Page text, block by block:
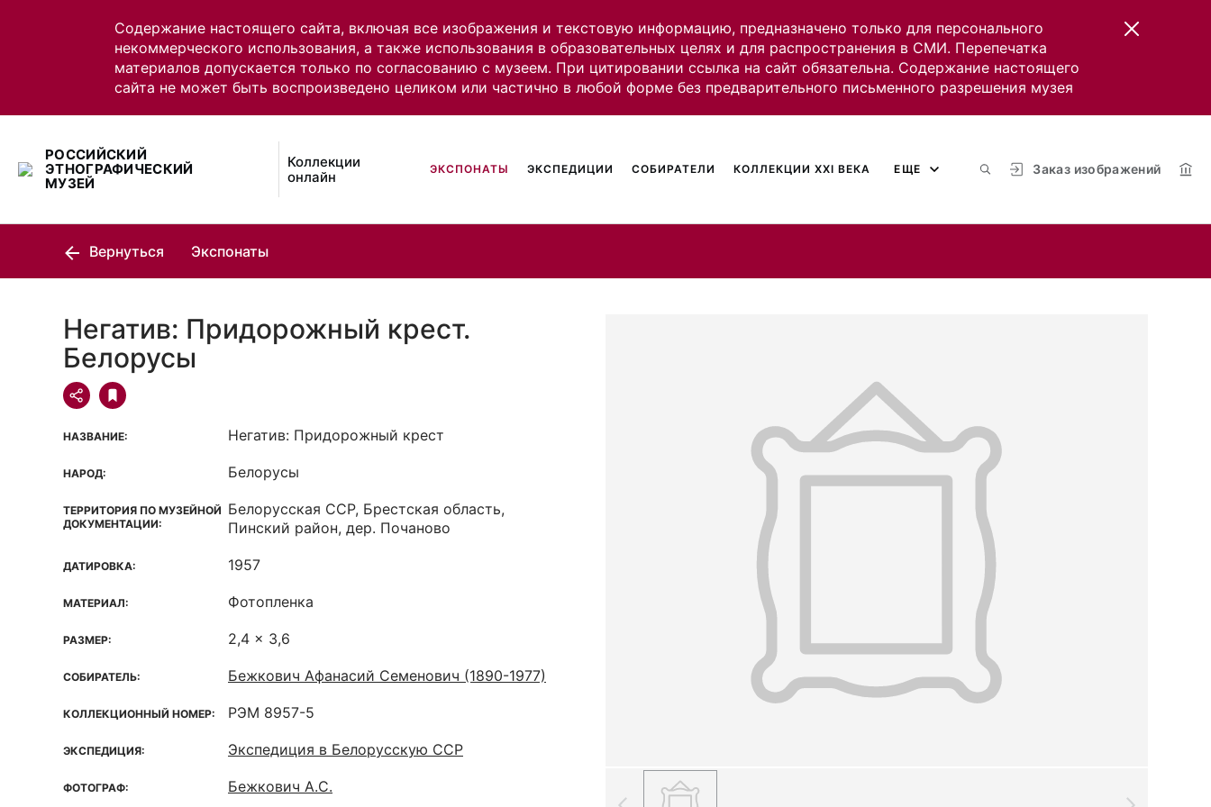
Содержание настоящего сайта, включая все изображения и текстовую информацию, предназначено только для персонального
некоммерческого использования, а также использования в образовательных целях и для распространения в СМИ. Перепечатка
материалов допускается только по согласованию с музеем. При цитировании ссылка на сайт обязательна. Содержание настоящего
сайта не может быть воспроизведено целиком или частично в любой форме без предварительного письменного разрешения музея
РОССИЙСКИЙ
ЭТНОГРАФИЧЕСКИЙ
МУЗЕЙ
Коллекции
онлайн
Заказ изображений
ЭКСПОНАТЫ ЭКСПЕДИЦИИ СОБИРАТЕЛИ КОЛЛЕКЦИИ XXI ВЕКА ЕЩЕ
Вернуться Экспонаты
Негатив: Придорожный крест.
Белорусы
НАЗВАНИЕ: Негатив: Придорожный крест
НАРОД: Белорусы
ТЕРРИТОРИЯ ПО МУЗЕЙНОЙ
ДОКУМЕНТАЦИИ:
Белорусская ССР, Брестская область,
Пинский район, дер. Почаново
ДАТИРОВКА: 1957
МАТЕРИАЛ: Фотопленка
РАЗМЕР: 2,4 x 3,6
СОБИРАТЕЛЬ: Бежкович Афанасий Семенович (1890-1977)
КОЛЛЕКЦИОННЫЙ НОМЕР: РЭМ 8957-5
ЭКСПЕДИЦИЯ: Экспедиция в Белорусскую ССР
ФОТОГРАФ: Бежкович А.С.